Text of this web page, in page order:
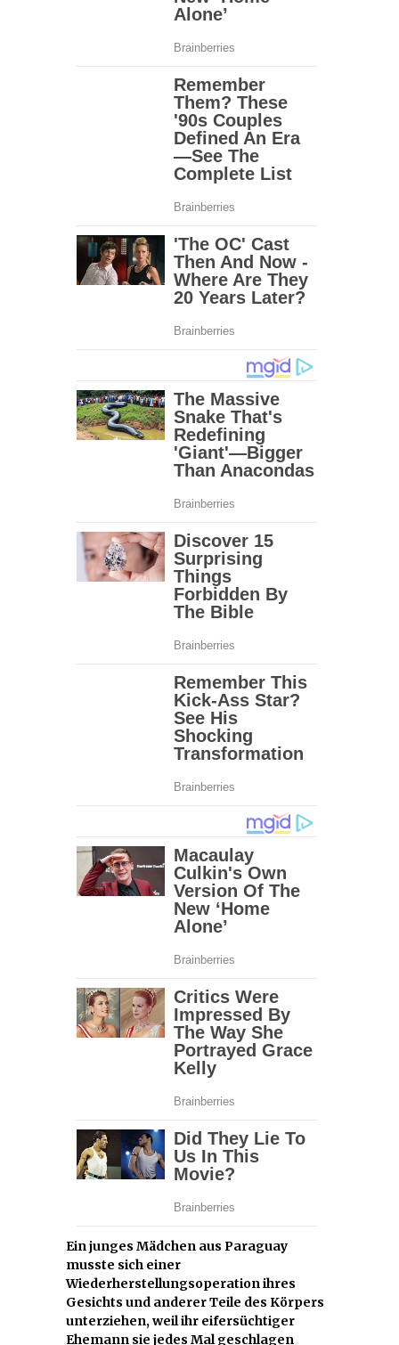
Ein junges Mädchen aus Paraguay
musste sich einer
Wiederherstellungsoperation ihres
Gesichts und anderer Teile des Körpers
unterziehen, weil ihr eifersüchtiger
Ehemann sie jedes Mal geschlagen